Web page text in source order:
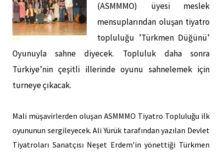
(ASMMMO) üyesi meslek
mensuplarından oluşan tiyatro
topluluğu ’Türkmen Düğünü’
Oyunuyla sahne diyecek. Topluluk daha sonra
Türkiye’nin çeşitli illerinde oyunu sahnelemek için
turneye çıkacak.
Mali müşavirlerden oluşan ASMMMO Tiyatro Topluluğu ilk
oyununun sergileyecek. Ali Yürük tarafından yazılan Devlet
Tiyatroları Sanatçısı Neşet Erdem’in yönettiği Türkmen